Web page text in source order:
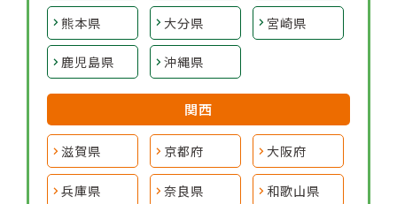
熊本県 大分県 宮崎県
鹿児島県 沖縄県
関西
滋賀県 京都府 大阪府
兵庫県 奈良県 和歌山県